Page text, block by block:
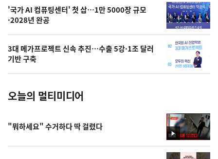
오
의
사
진
'국가 AI 컴퓨팅센터' 첫 삽…1만 5000장 규모
·2028년 완공
3대 메가프로젝트 신속 추진…수출 5강·1조 달러
기반 구축
오늘의 멀티미디어
영
상
"뭐하세요" 수거하다 딱 걸렸다